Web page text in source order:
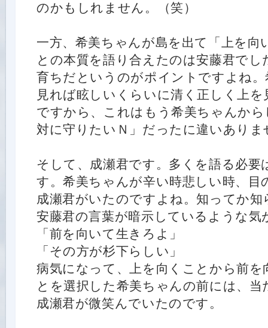
のかもしれません。（笑）
一方、希美ちゃんが島を出て「上を向
との本質を語り合えたのは安藤君でし
育ちだというのがポイントですよね
見れば眩しいくらいに清く正しく上
ですから、これはもう希美ちゃんか
対に守りたいＮ」だったに違いありま
そして、成瀬君です。多くを語る必要
す。希美ちゃんが辛い時悲しい時、目
成瀬君がいたのですよね。知ってか知
安藤君の言葉が暗示しているような気
「前を向いて生きろよ」
「その方が杉下らしい」
病気になって、上を向くことから前を
とを選択した希美ちゃんの前には、
成瀬君が微笑んでいたのです。